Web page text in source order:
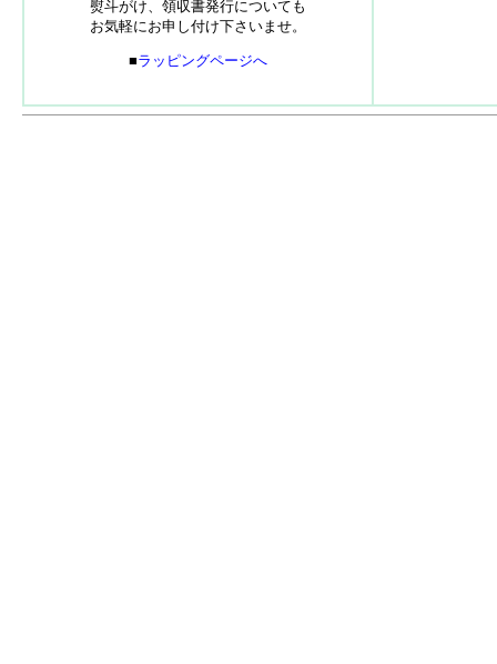
熨斗がけ、領収書発行についても
お気軽にお申し付け下さいませ。
■ラッピングページへ